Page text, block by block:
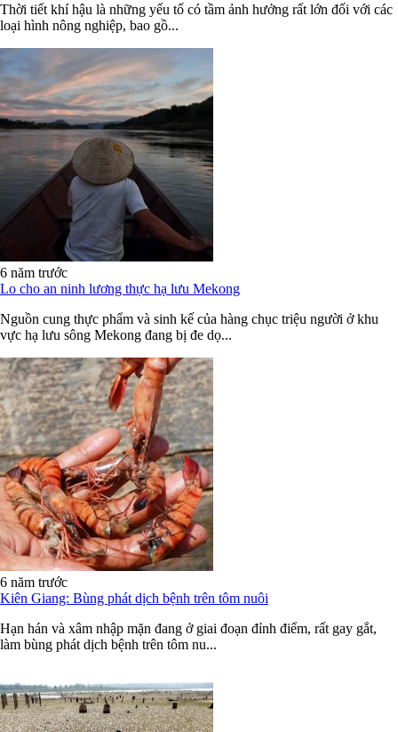
Thời tiết khí hậu là những yếu tố có tầm ảnh hưởng rất lớn đối với các
loại hình nông nghiệp, bao gồ...
6 năm trước
Lo cho an ninh lương thực hạ lưu Mekong
Nguồn cung thực phẩm và sinh kế của hàng chục triệu người ở khu
vực hạ lưu sông Mekong đang bị đe dọ...
6 năm trước
Kiên Giang: Bùng phát dịch bệnh trên tôm nuôi
Hạn hán và xâm nhập mặn đang ở giai đoạn đỉnh điểm, rất gay gắt,
làm bùng phát dịch bệnh trên tôm nu...